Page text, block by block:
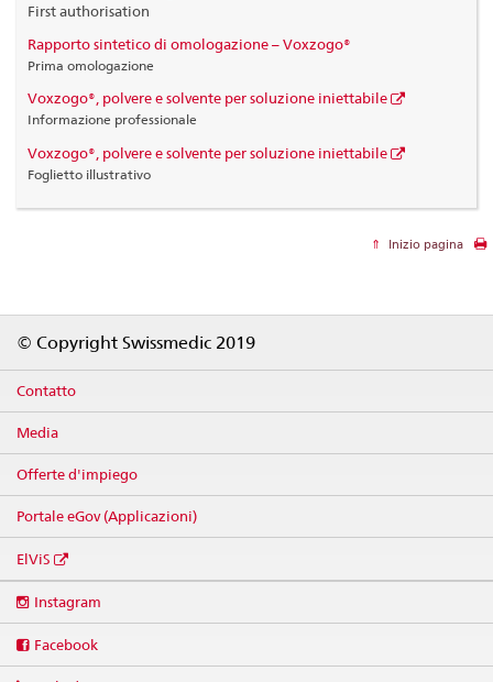
First authorisation
Rapporto sintetico di omologazione – Voxzogo®
Prima omologazione
Voxzogo®, polvere e solvente per soluzione iniettabile
Informazione professionale
Voxzogo®, polvere e solvente per soluzione iniettabile
Foglietto illustrativo
Inizio pagina
© Copyright Swissmedic 2019
Contatto
Media
Offerte d'impiego
Portale eGov (Applicazioni)
ElViS
media
Instagram
Facebook